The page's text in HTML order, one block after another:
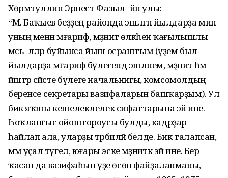
Хөрмәтуллин Эрнест Фазыл- йән улы:
“М. Баҡыев беҙҙең районда эшләгән йылдарҙа мин
уның менән мәғариф, мәҙәниәт өлкәһенә ҡағылышлы
мәсьә- ләләр буйынса йыш осраштым (үҙем был
йылдарҙа мәғариф бүлегендә эшләнем, мәҙәниәт һәм
йәштәр сәйәсәте бүлеге начальнигы, комсомолдың
беренсе секретары вазифаларын башҡарҙым). Ул
бик яҡшы кешелеклелек сифаттарына эйә ине.
Һоҡланғыс ойоштороусы булды, кадрҙар
һайлап ала, уларҙы тәрбиәләй белде. Бик талапсан,
әммә уҫал түгел, юғары эске мәҙәниәткә эйә ине. Бер
ҡасан да вазифаһын үҙе өсөн файҙаланманы,